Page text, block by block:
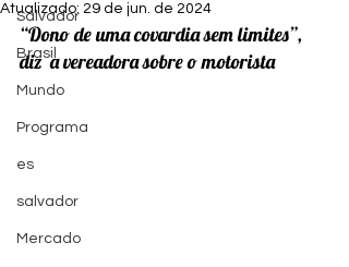
Salvador
Brasil
Mundo
Programa
es
salvador
Mercado
Atualizado: 29 de jun. de 2024
“Dono de uma covardia sem limites”,
diz  a vereadora sobre o motorista